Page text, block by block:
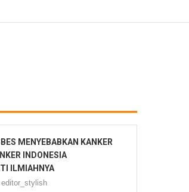
MENYEBABKAN KANKER
INDONESIA
ILMIAHNYA
editor_stylish